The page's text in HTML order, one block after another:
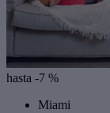
hasta -7 %
Miami